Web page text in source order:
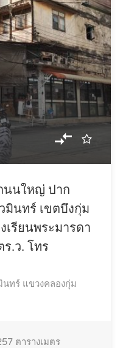
นนใหญ่ ปาก
นทร์ เขตบึงกุ่ม
เรียนพระมารดา
.ว. โทร
ทร์ แขวงคลองกุ่ม
ตารางเมตร